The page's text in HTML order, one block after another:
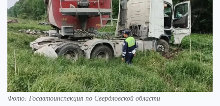
Фото: Госавтоинспекция по Свердловской области